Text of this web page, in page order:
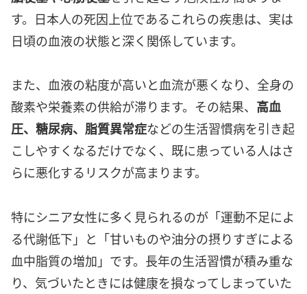
す。日本人の死因上位であるこれらの疾患は、実は
日頃の血液の状態と深く関係しています。
また、血液の粘度が高いと血流が悪くなり、全身の
酸素や栄養素の供給が滞ります。その結果、 高血
圧、糖尿病、脂質異常症などの生活習慣病を引き起
こしやすくなるだけでなく、既に患っている人はさ
らに悪化するリスクが高まります。
特にシニア女性に多く見られるのが「運動不足によ
る代謝低下」と「甘いものや油分の摂りすぎによる
血中脂質の増加」です。長年の生活習慣が積み重な
り、気づいたときには健康を損なってしまっていた